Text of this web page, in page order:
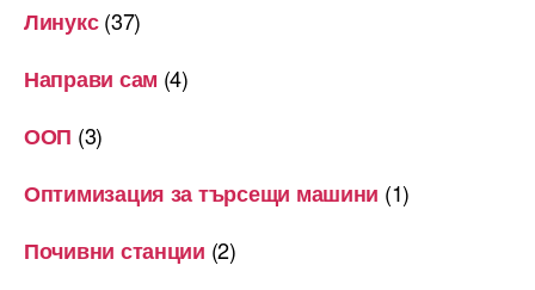
Линукс(37)
Направи сам (4)
ООП (3)
Оптимизация за търсещи машини (1)
Почивни станции (2)